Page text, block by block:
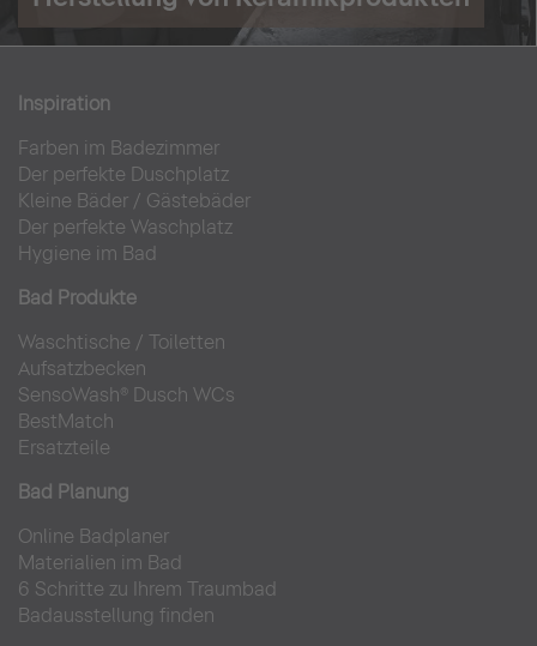
Inspiration
Farben im Badezimmer
Der perfekte Duschplatz
Kleine Bäder / Gästebäder
Der perfekte Waschplatz
Hygiene im Bad
Bad Produkte
Waschtische / Toiletten
Aufsatzbecken
SensoWash® Dusch WCs
BestMatch
Ersatzteile
Bad Planung
Online Badplaner
Materialien im Bad
6 Schritte zu Ihrem Traumbad
Badausstellung finden